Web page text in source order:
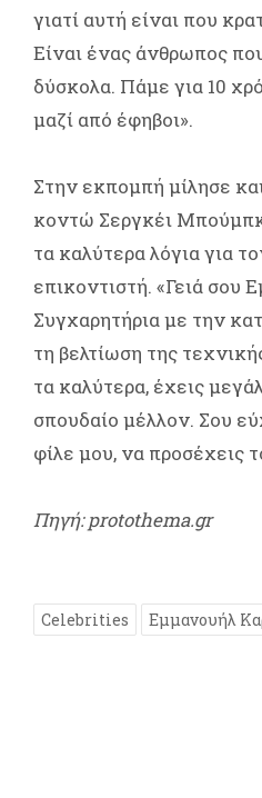
γιατί αυτή είναι που
Είναι ένας άνθρωπος
δύσκολα. Πάμε για 10
μαζί από έφηβοι».
Στην εκπομπή μίλησε
κοντώ Σεργκέι
τα καλύτερα λόγια για
επικοντιστή. «Γειά σου
Συγχαρητήρια με την
τη βελτίωση της
τα καλύτερα, έχεις
σπουδαίο μέλλον. Σου
φίλε μου, να προσέχεις
Πηγή: protothema.gr
Celebrities Εμμανουήλ